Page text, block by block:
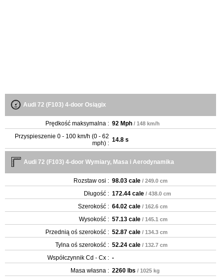
Audi 72 (F103) 4-door Osiągix
Prędkość maksymalna : 92 Mph / 148 km/h
Przyspieszenie 0 - 100 km/h (0 - 62
mph) : 14.8 s
Audi 72 (F103) 4-door Wymiary, Masa i Aerodynamika
Rozstaw osi : 98.03 cale / 249.0 cm
Długość : 172.44 cale / 438.0 cm
Szerokość : 64.02 cale / 162.6 cm
Wysokość : 57.13 cale / 145.1 cm
Przednią oś szerokość : 52.87 cale / 134.3 cm
Tylna oś szerokość : 52.24 cale / 132.7 cm
Współczynnik Cd - Cx : -
Masa własna : 2260 lbs / 1025 kg